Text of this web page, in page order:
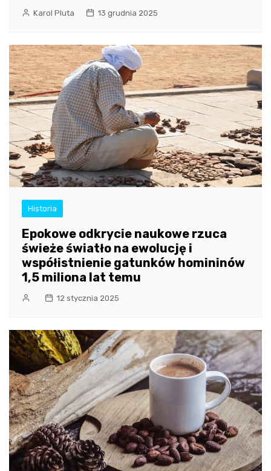
Karol Pluta 13 grudnia 2025
Historia
Epokowe odkrycie naukowe rzuca
świeże światło na ewolucję i
współistnienie gatunków homininów
1,5 miliona lat temu
12 stycznia 2025